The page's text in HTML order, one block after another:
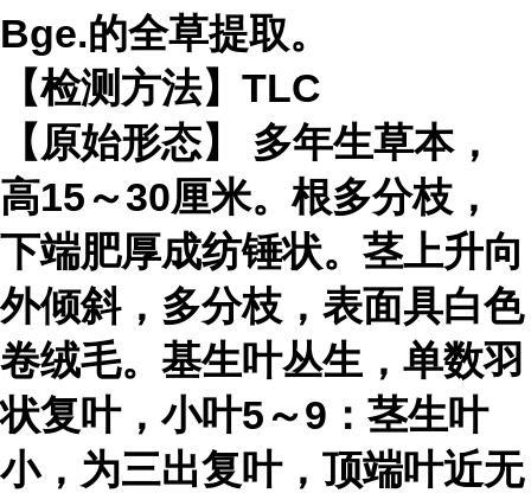
Bge.的全草提取。
【检测方法】TLC
【原始形态】 多年生草本，
高15～30厘米。根多分枝，
下端肥厚成纺锤状。茎上升向
外倾斜，多分枝，表面具白色
卷绒毛。基生叶丛生，单数羽
状复叶，小叶5～9：茎生叶
小，为三出复叶，顶端叶近无